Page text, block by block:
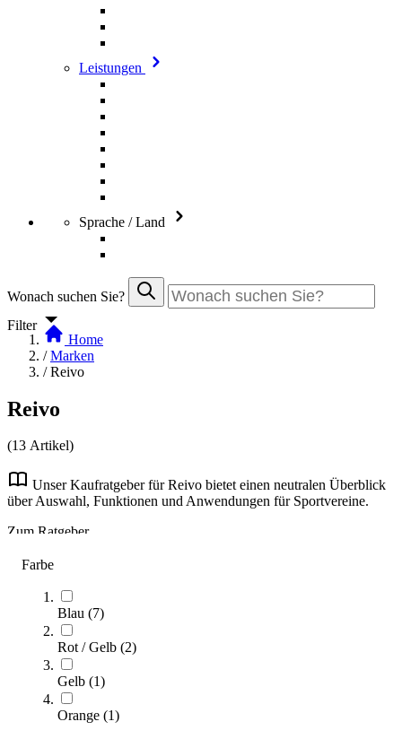
Leistungen
Sprache / Land
Wonach suchen Sie?
Filter
Farbe
Blau (7)
Rot / Gelb (2)
Gelb (1)
Orange (1)
Home
/ Marken
/ Reivo
Reivo
(13 Artikel)
Unser Kaufratgeber für Reivo bietet einen neutralen Überblick
über Auswahl, Funktionen und Anwendungen für Sportvereine.
Zum Ratgeber
Kategorien & Filter
Sortieren nach